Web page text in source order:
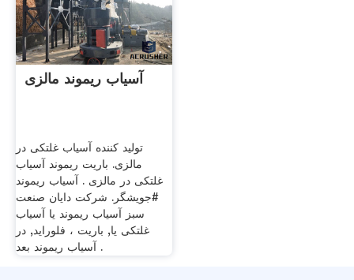
آسیاب ریموند مالزی
تولید کننده آسیاب غلتکی در
مالزی. باریت ریموند آسیاب
غلتکی در مالزی . آسیاب ریموند
#جویشگر. شرکت دایان صنعت
سبز آسیاب ریموند یا آسیاب
غلتکی یا, باریت ، فلوراید, در
آسیاب ریموند بعد .